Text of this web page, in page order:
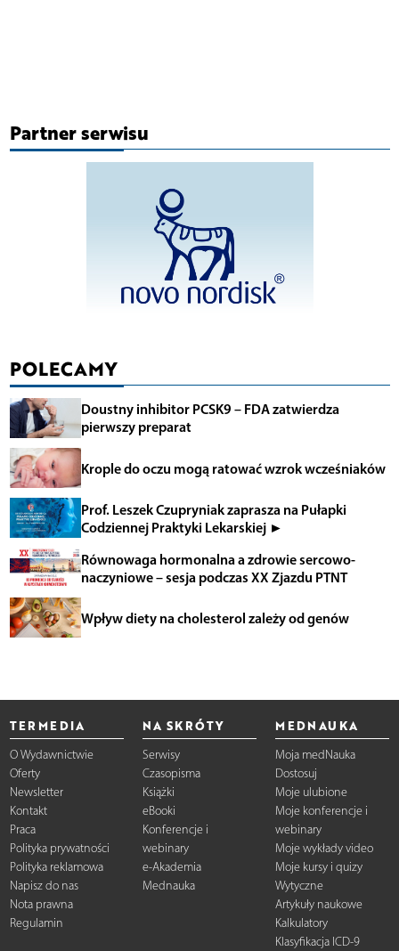
Partner serwisu
POLECAMY
Doustny inhibitor PCSK9 – FDA zatwierdza
pierwszy preparat
Krople do oczu mogą ratować wzrok wcześniaków
Prof. Leszek Czupryniak zaprasza na Pułapki
Codziennej Praktyki Lekarskiej ►
Równowaga hormonalna a zdrowie sercowo-
naczyniowe – sesja podczas XX Zjazdu PTNT
Wpływ diety na cholesterol zależy od genów
TERMEDIA
O Wydawnictwie
Oferty
Newsletter
Kontakt
Praca
Polityka prywatności
Polityka reklamowa
Napisz do nas
Nota prawna
Regulamin
NA SKRÓTY
Serwisy
Czasopisma
Książki
eBooki
Konferencje i
webinary
e-Akademia
Mednauka
MEDNAUKA
Moja medNauka
Dostosuj
Moje ulubione
Moje konferencje i
webinary
Moje wykłady video
Moje kursy i quizy
Wytyczne
Artykuły naukowe
Kalkulatory
Klasyfikacja ICD-9